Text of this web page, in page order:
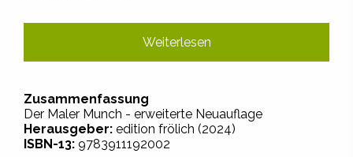
Weiterlesen
Zusammenfassung
Der Maler Munch - erweiterte Neuauflage
Herausgeber: edition frölich (2024)
ISBN-13: 9783911192002